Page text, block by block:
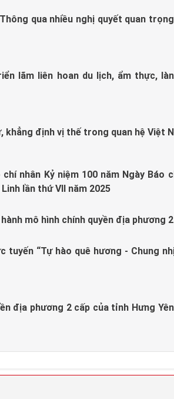
qua nhiều nghị quyết quan
lãm liên hoan du lịch, ẩm thực,
định vị thế trong quan hệ Việt
nhân Kỷ niệm 100 năm Ngày Báo
lần thứ VII năm 2025
mô hình chính quyền địa phương
“Tự hào quê hương - Chung
địa phương 2 cấp của tỉnh Hưng